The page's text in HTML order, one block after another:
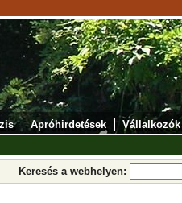
Apróhirdetések Vállalkozók
Keresés a webhelyen: